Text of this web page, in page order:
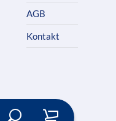
AGB
Kontakt